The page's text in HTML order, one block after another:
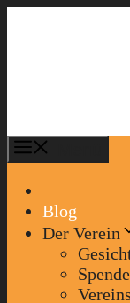
Blog
Der Verein